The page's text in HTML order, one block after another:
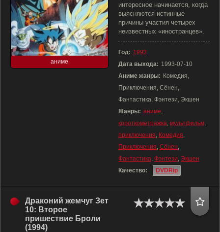
аниме
интересное начинается, когда
выясняются истинные
причины участия четырех
неизвестных «иностранцев».
Год: 1993
Дата выхода: 1993-07-10
Аниме жанры: Комедия,
Приключения, Сёнен,
Фантастика, Фэнтези, Экшен
Жанры: аниме,
короткометражка, мультфильм,
приключения, Комедия,
Приключения, Сёнен,
Фантастика, Фэнтези, Экшен
Качество:
DVDRip
Драконий жемчуг Зет
10: Второе
пришествие Броли
(1994)